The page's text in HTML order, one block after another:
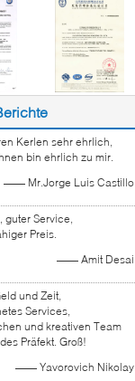
Kerlen sehr ehrlich,
bin ehrlich zu mir.
—— Mr.Jorge Luis Castillo
guter Service,
Preis.
—— Amit Desai
und Zeit,
Services,
und kreativen Team
Präfekt. Groß!
—— Yavorovich Nikolay